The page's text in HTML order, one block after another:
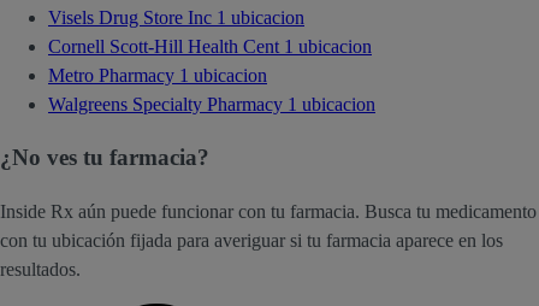
Visels Drug Store Inc 1 ubicacion
Cornell Scott-Hill Health Cent 1 ubicacion
Metro Pharmacy 1 ubicacion
Walgreens Specialty Pharmacy 1 ubicacion
¿No ves tu farmacia?
Inside Rx aún puede funcionar con tu farmacia. Busca tu medicamento
con tu ubicación fijada para averiguar si tu farmacia aparece en los
resultados.